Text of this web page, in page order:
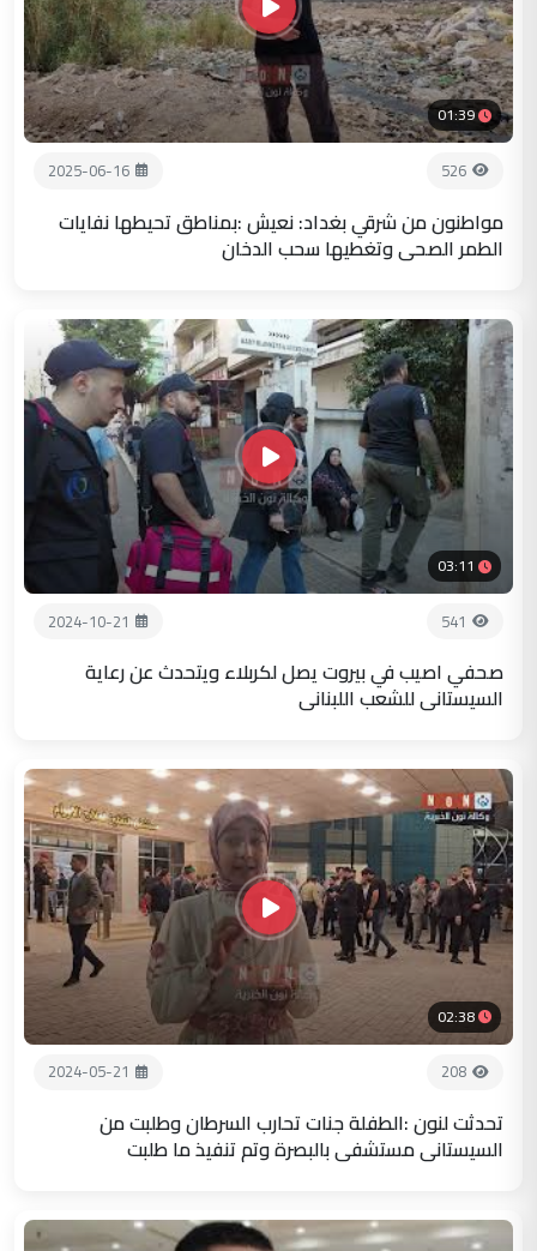
01:39
526
2025-06-16
مواطنون من شرقي بغداد: نعيش :بمناطق تحيطها نفايات
الطمر الصحي وتغطيها سحب الدخان
03:11
541
2024-10-21
صحفي اصيب في بيروت يصل لكربلاء ويتحدث عن رعاية
السيستاني للشعب اللبناني
02:38
208
2024-05-21
تحدثت لنون :الطفلة جنات تحارب السرطان وطلبت من
السيستاني مستشفى بالبصرة وتم تنفيذ ما طلبت